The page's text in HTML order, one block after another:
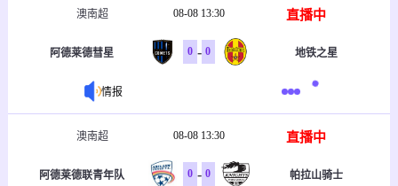
澳南超 08-08 13:30 直播中
阿德莱德彗星 0 - 0 地铁之星
情报
澳南超 08-08 13:30 直播中
阿德莱德联青年队 0 - 0 帕拉山骑士